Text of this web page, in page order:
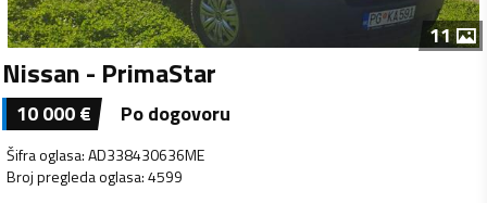
11
Nissan - PrimaStar
10 000€ Po dogovoru
Šifra oglasa:AD338430636ME
Broj pregleda oglasa:4599